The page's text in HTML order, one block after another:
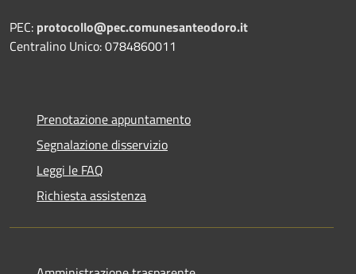
PEC: protocollo@pec.comunesanteodoro.it
Centralino Unico: 0784860011
Prenotazione appuntamento
Segnalazione disservizio
Leggi le FAQ
Richiesta assistenza